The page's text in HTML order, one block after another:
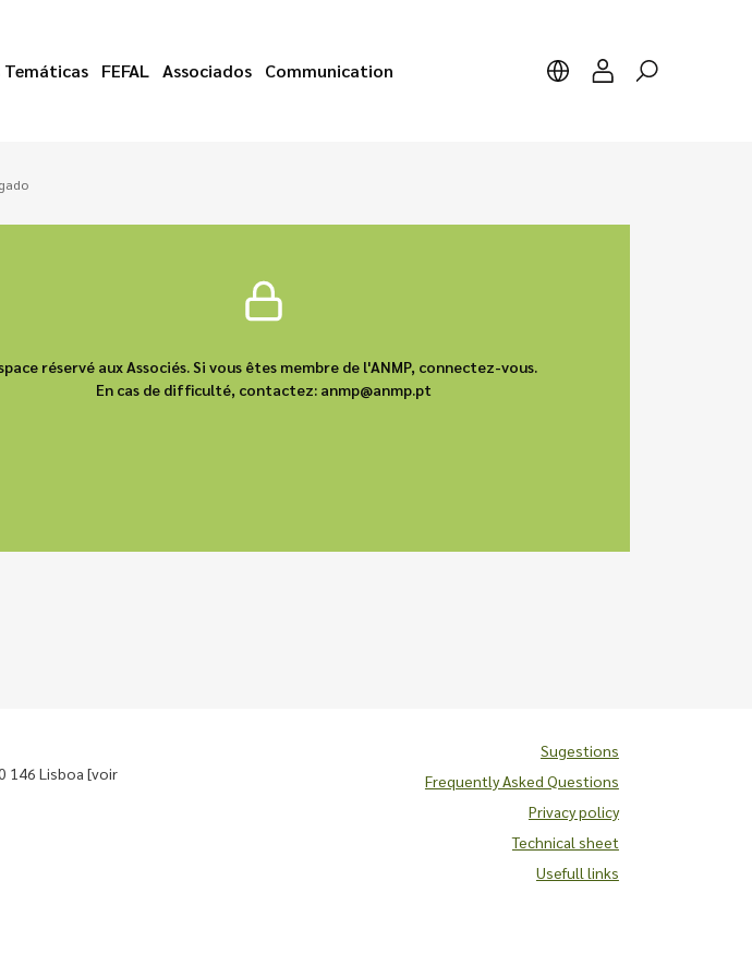
Temáticas FEFAL Associados Communication
réservé aux Associés. Si vous êtes membre de l'ANMP, connectez-vous.
En cas de difficulté, contactez: anmp@anmp.pt
146 Lisboa [voir
Sugestions
Frequently Asked Questions
Privacy policy
Technical sheet
Usefull links